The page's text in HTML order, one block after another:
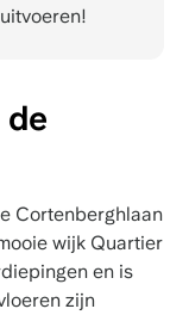
Cortenberghlaan
wijk Quartier
en is
zijn